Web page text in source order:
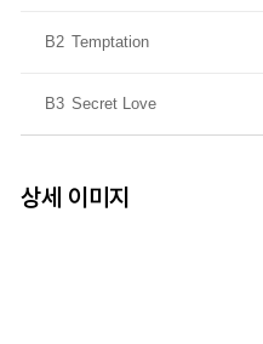
B2 Temptation
B3 Secret Love
상세 이미지